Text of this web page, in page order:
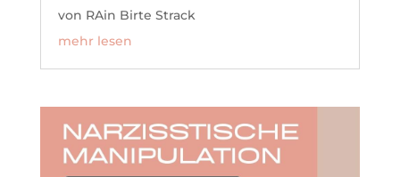
von RAin Birte Strack
mehr lesen